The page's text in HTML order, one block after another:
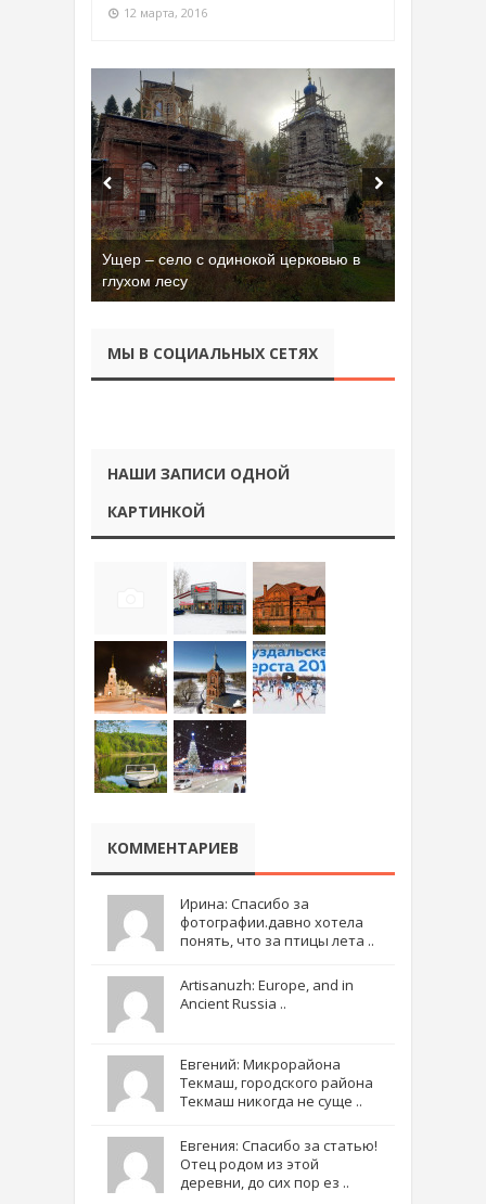
12 марта, 2016
Ущер – село с одинокой церковью в
глухом лесу
МЫ В СОЦИАЛЬНЫХ СЕТЯХ
НАШИ ЗАПИСИ ОДНОЙ
КАРТИНКОЙ
КОММЕНТАРИЕВ
Ирина: Спасибо за
фотографии.давно хотела
понять, что за птицы лета ..
Artisanuzh: Europe, and in
Ancient Russia ..
Евгений: Микрорайона
Текмаш, городского района
Текмаш никогда не суще ..
Евгения: Спасибо за статью!
Отец родом из этой
деревни, до сих пор ез ..